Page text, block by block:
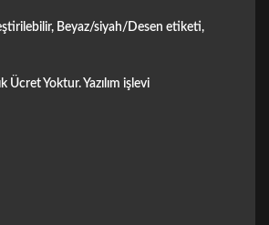
Beyaz/siyah/Desen etiketi,
Ücret Yoktur. Yazılım işlevi